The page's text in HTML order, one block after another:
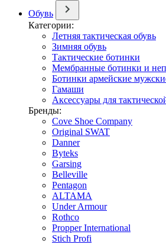
Обувь
Категории:
Летняя тактическая обувь
Зимняя обувь
Тактические ботинки
Мембранные ботинки и
Ботинки армейские
Гамаши
Аксессуары для
Бренды:
Cove Shoe Company
Original SWAT
Danner
Byteks
Garsing
Belleville
Pentagon
ALTAMA
Under Armour
Rothco
Propper International
Stich Profi